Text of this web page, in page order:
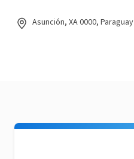
Asunción, XA 0000, Paraguay